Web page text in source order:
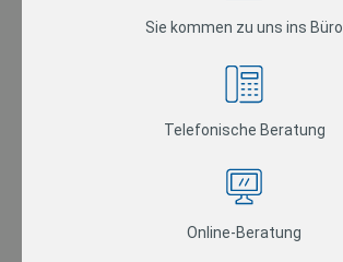
Sie kommen zu uns ins Büro
Telefonische Beratung
Online-Beratung